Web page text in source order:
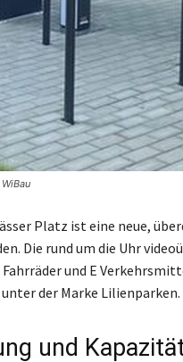
Platz ist eine neue,
Die rund um die Uhr
und E
der Marke Lilienparken.
und